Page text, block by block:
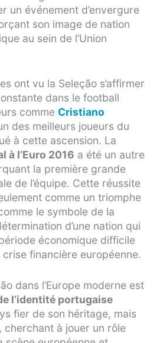
un événement d’envergure
son image de nation
au sein de l’Union
ont vu la Seleção s’affirmer
dans le football
comme Cristiano
des meilleurs joueurs du
à cette ascension. La
à l’Euro 2016 a été un autre
la première grande
de l’équipe. Cette réussite
comme un triomphe
le symbole de la
d’une nation qui
économique difficile
financière européenne.
dans l’Europe moderne est
l’identité portugaise
fier de son héritage, mais
cherchant à jouer un rôle